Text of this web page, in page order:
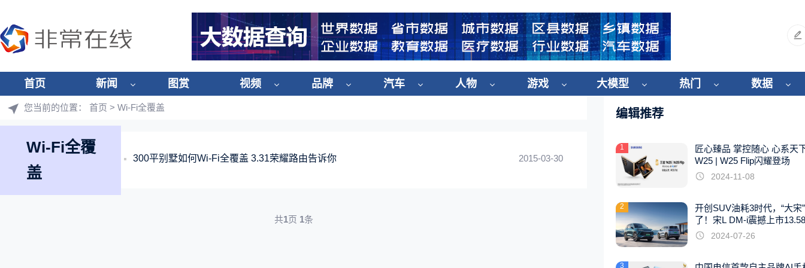
首页 新闻 图赏 视频 品牌 汽车 人物 游戏 大模型 热门 数据
您当前的位置： 首页 > Wi-Fi全覆盖
Wi-Fi全覆
盖
2015-03-30
300平别墅如何Wi-Fi全覆盖 3.31荣耀路由告诉你
共1页 1条
编辑推荐
1
匠心臻品 掌控随心 心系天
W25 | W25 Flip闪耀登场
2024-11-08
2
开创SUV油耗3时代，“大宋
了！宋L DM-i震撼上市
起
2024-07-26
3